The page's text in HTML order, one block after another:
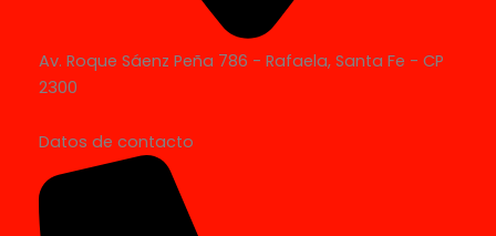
Av. Roque Sáenz Peña 786 - Rafaela, Santa Fe - CP
2300
Datos de contacto